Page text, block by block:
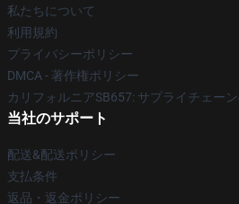
私たちについて
利用規約
プライバシーポリシー
DMCA - 著作権ポリシー
カリフォルニアSB657: サプライチェー
当社のサポート
配送&配送ポリシー
支払条件
返品・返金ポリシー